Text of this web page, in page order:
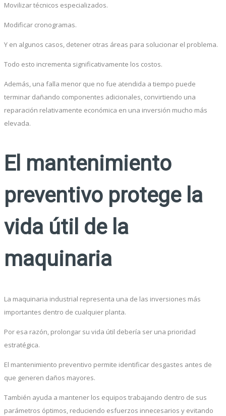
Movilizar técnicos especializados.
Modificar cronogramas.
Y en algunos casos, detener otras áreas para solucionar el problema.
Todo esto incrementa significativamente los costos.
Además, una falla menor que no fue atendida a tiempo puede
terminar dañando componentes adicionales, convirtiendo una
reparación relativamente económica en una inversión mucho más
elevada.
El mantenimiento
preventivo protege la
vida útil de la
maquinaria
La maquinaria industrial representa una de las inversiones más
importantes dentro de cualquier planta.
Por esa razón, prolongar su vida útil debería ser una prioridad
estratégica.
El mantenimiento preventivo permite identificar desgastes antes de
que generen daños mayores.
También ayuda a mantener los equipos trabajando dentro de sus
parámetros óptimos, reduciendo esfuerzos innecesarios y evitando